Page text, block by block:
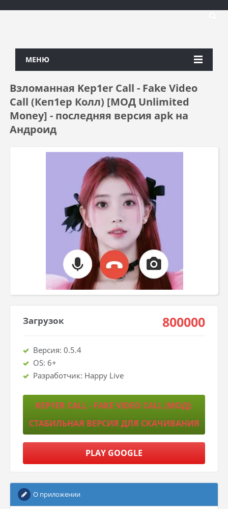
МЕНЮ
Взломанная Kep1er Call - Fake Video
Call (Кеп1ер Колл) [МОД Unlimited
Money] - последняя версия apk на
Андроид
Загрузок 800000
Версия: 0.5.4
OS: 6+
Разработчик: Happy Live
KEP1ER CALL - FAKE VIDEO CALL (МОД):
СТАБИЛЬНАЯ ВЕРСИЯ ДЛЯ СКАЧИВАНИЯ
PLAY GOOGLE
О приложении